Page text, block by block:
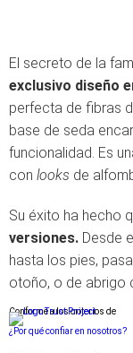
El secreto de la
exclusivo diseño
perfecta de fibras
base de seda
funcionalidad. Es
con looks de
Su éxito ha hecho
versiones. Desde
hasta los pies,
otoño, o de abrigo
Conforme a los criterios de
¿Por qué confiar en nosotros?